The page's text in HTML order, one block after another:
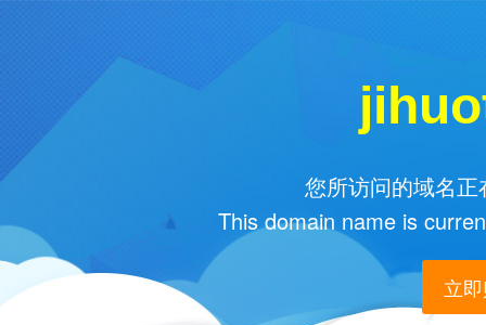
您所访问的域名
This domain name is
立